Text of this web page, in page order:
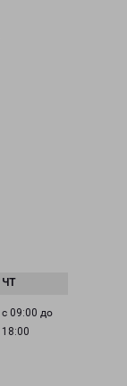
с 09:00 до
18:00